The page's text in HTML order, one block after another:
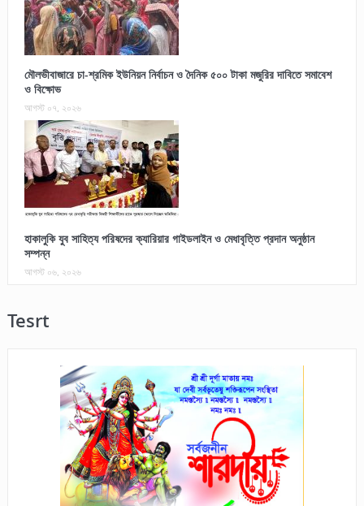
মৌলভীবাজারে চা-শ্রমিক ইউনিয়ন নির্বাচন ও দৈনিক ৫০০ টাকা মজুরির দাবিতে সমাবেশ
ও বিক্ষোভ
আগস্ট ০৭, ২০২৬
হাকালুকি যুব সাহিত্য পরিষদের ক্যারিয়ার গাইডলাইন ও মেধাবৃত্তি প্রদান অনুষ্ঠান
সম্পন্ন
আগস্ট ০৬, ২০২৬
Tesrt